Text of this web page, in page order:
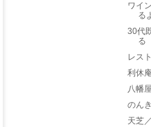
ワイ
る
30代
る
レス
利休
八幡
のん
天芝